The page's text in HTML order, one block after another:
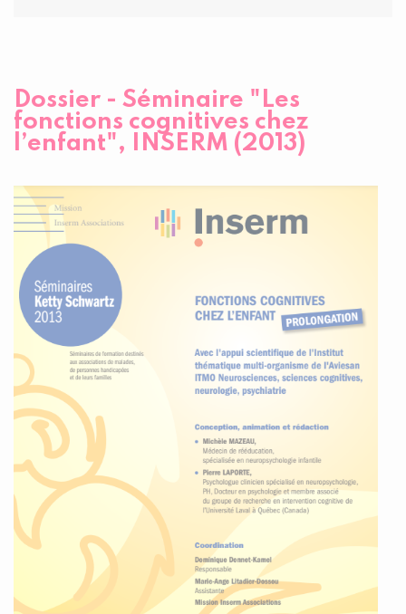
Dossier - Séminaire "Les
fonctions cognitives chez
l’enfant", INSERM (2013)